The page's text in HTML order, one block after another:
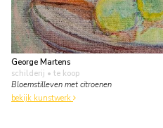
George Martens
schilderij • te koop
Bloemstilleven met citroenen
bekijk kunstwerk